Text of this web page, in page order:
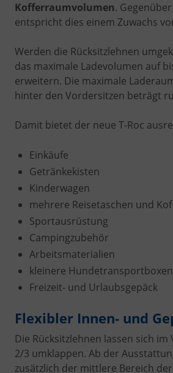
Kofferraumvolumen.
entspricht dies einem Zuwachs
Werden die Rücksitzlehnen
das maximale Ladevolumen auf
erweitern. Die maximale
hinter den Vordersitzen beträgt
Damit bietet der neue T-Roc
Einkäufe
Getränkekisten
Kinderwagen
mehrere Reisetaschen und
Sportausrüstung
Campingzubehör
Arbeitsmaterialien
kleinere Hundetransportboxen
Freizeit- und Urlaubsgepäck
Flexibler Innen- und
Die Rücksitzlehnen lassen sich im
2/3 umklappen. Ab der
zusätzlich der mittlere Bereich